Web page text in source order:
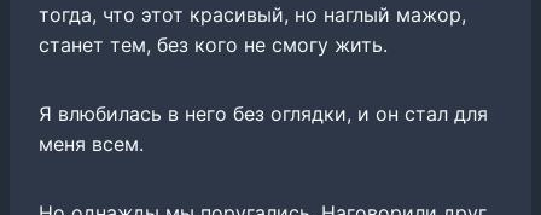
тогда, что этот красивый, но наглый мажор,
станет тем, без кого не смогу жить.
Я влюбилась в него без оглядки, и он стал для
меня всем.